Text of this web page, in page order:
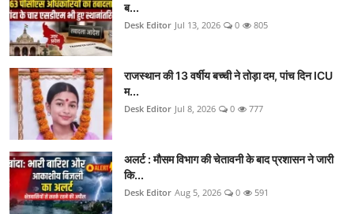
ब...
Desk Editor Jul 13, 2026 0 805
राजस्थान की 13 वर्षीय बच्ची ने तोड़ा दम, पांच दिन ICU
म...
Desk Editor Jul 8, 2026 0 777
अलर्ट : मौसम विभाग की चेतावनी के बाद प्रशासन ने जारी
कि...
Desk Editor Aug 5, 2026 0 591